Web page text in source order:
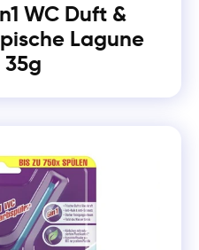
WC Duft &
Lagune
35g